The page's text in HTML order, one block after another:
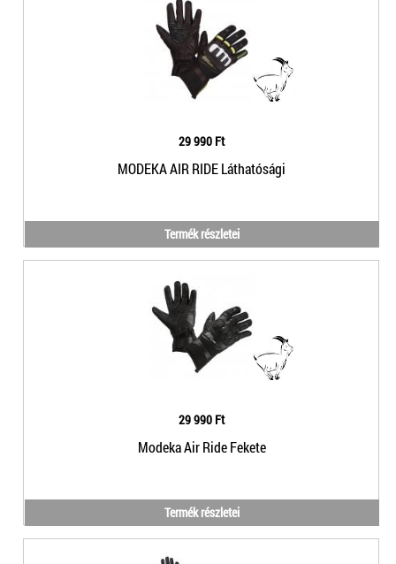
29 990 Ft
MODEKA AIR RIDE Láthatósági
Termék részletei
29 990 Ft
Modeka Air Ride Fekete
Termék részletei